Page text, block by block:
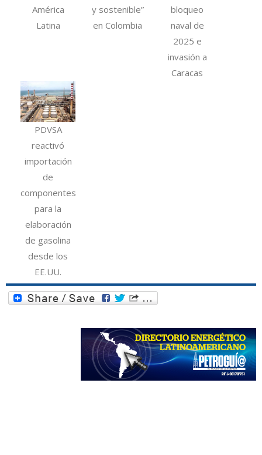
América
Latina
y sostenible”
en Colombia
bloqueo
naval de
2025 e
invasión a
Caracas
PDVSA
reactivó
importación
de
componentes
para la
elaboración
de gasolina
desde los
EE.UU.